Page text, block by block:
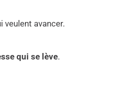
veulent avancer.
qui se lève.